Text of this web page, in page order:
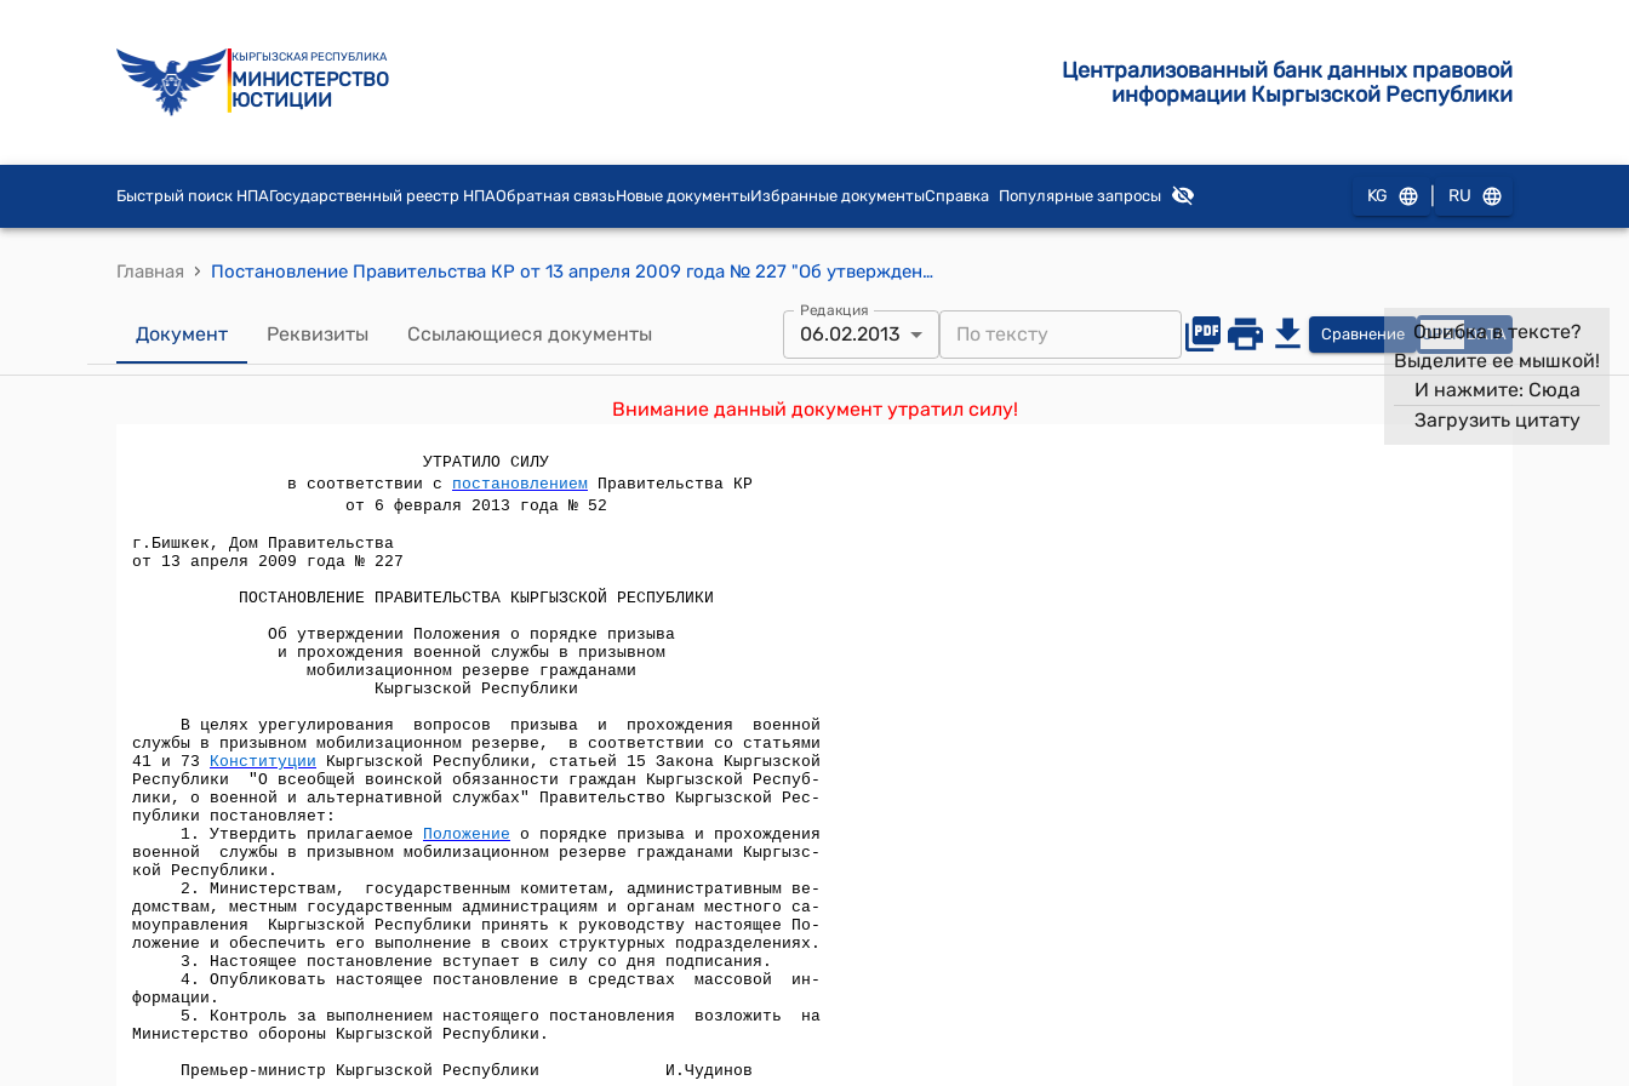
КЫРГЫЗСКАЯ РЕСПУБЛИКА
МИНИСТЕРСТВО
ЮСТИЦИИ
Централизованный банк данных правовой
информации Кыргызской Республики
Быстрый поиск НПАГосударственный реестр НПАОбратная связьНовые документыИзбранные документыСправка Популярные запросы KG RU
Главная › Постановление Правительства КР от 13 апреля 2009 года № 227 "Об утверждении Положения о порядке призыва и прохождения военной службы в призывном мобилизационном резерве гражданами Кыргызской Республики"
Документ Реквизиты Ссылающиеся документы
Редакция
06.02.2013 Сравнение OPEN DATA
Внимание данный документ утратил силу!
Ошибка в тексте?
Выделите ее мышкой!
И нажмите: Сюда
Загрузить цитату